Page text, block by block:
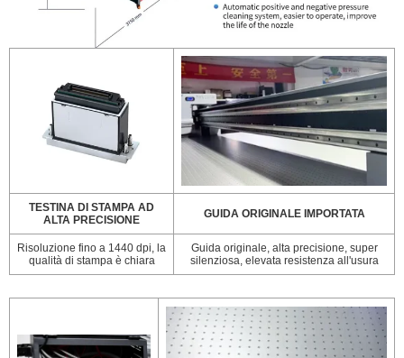
TESTINA DI STAMPA AD
ALTA PRECISIONE
GUIDA ORIGINALE IMPORTATA
Risoluzione fino a 1440 dpi, la
qualità di stampa è chiara
Guida originale, alta precisione, super
silenziosa, elevata resistenza all'usura